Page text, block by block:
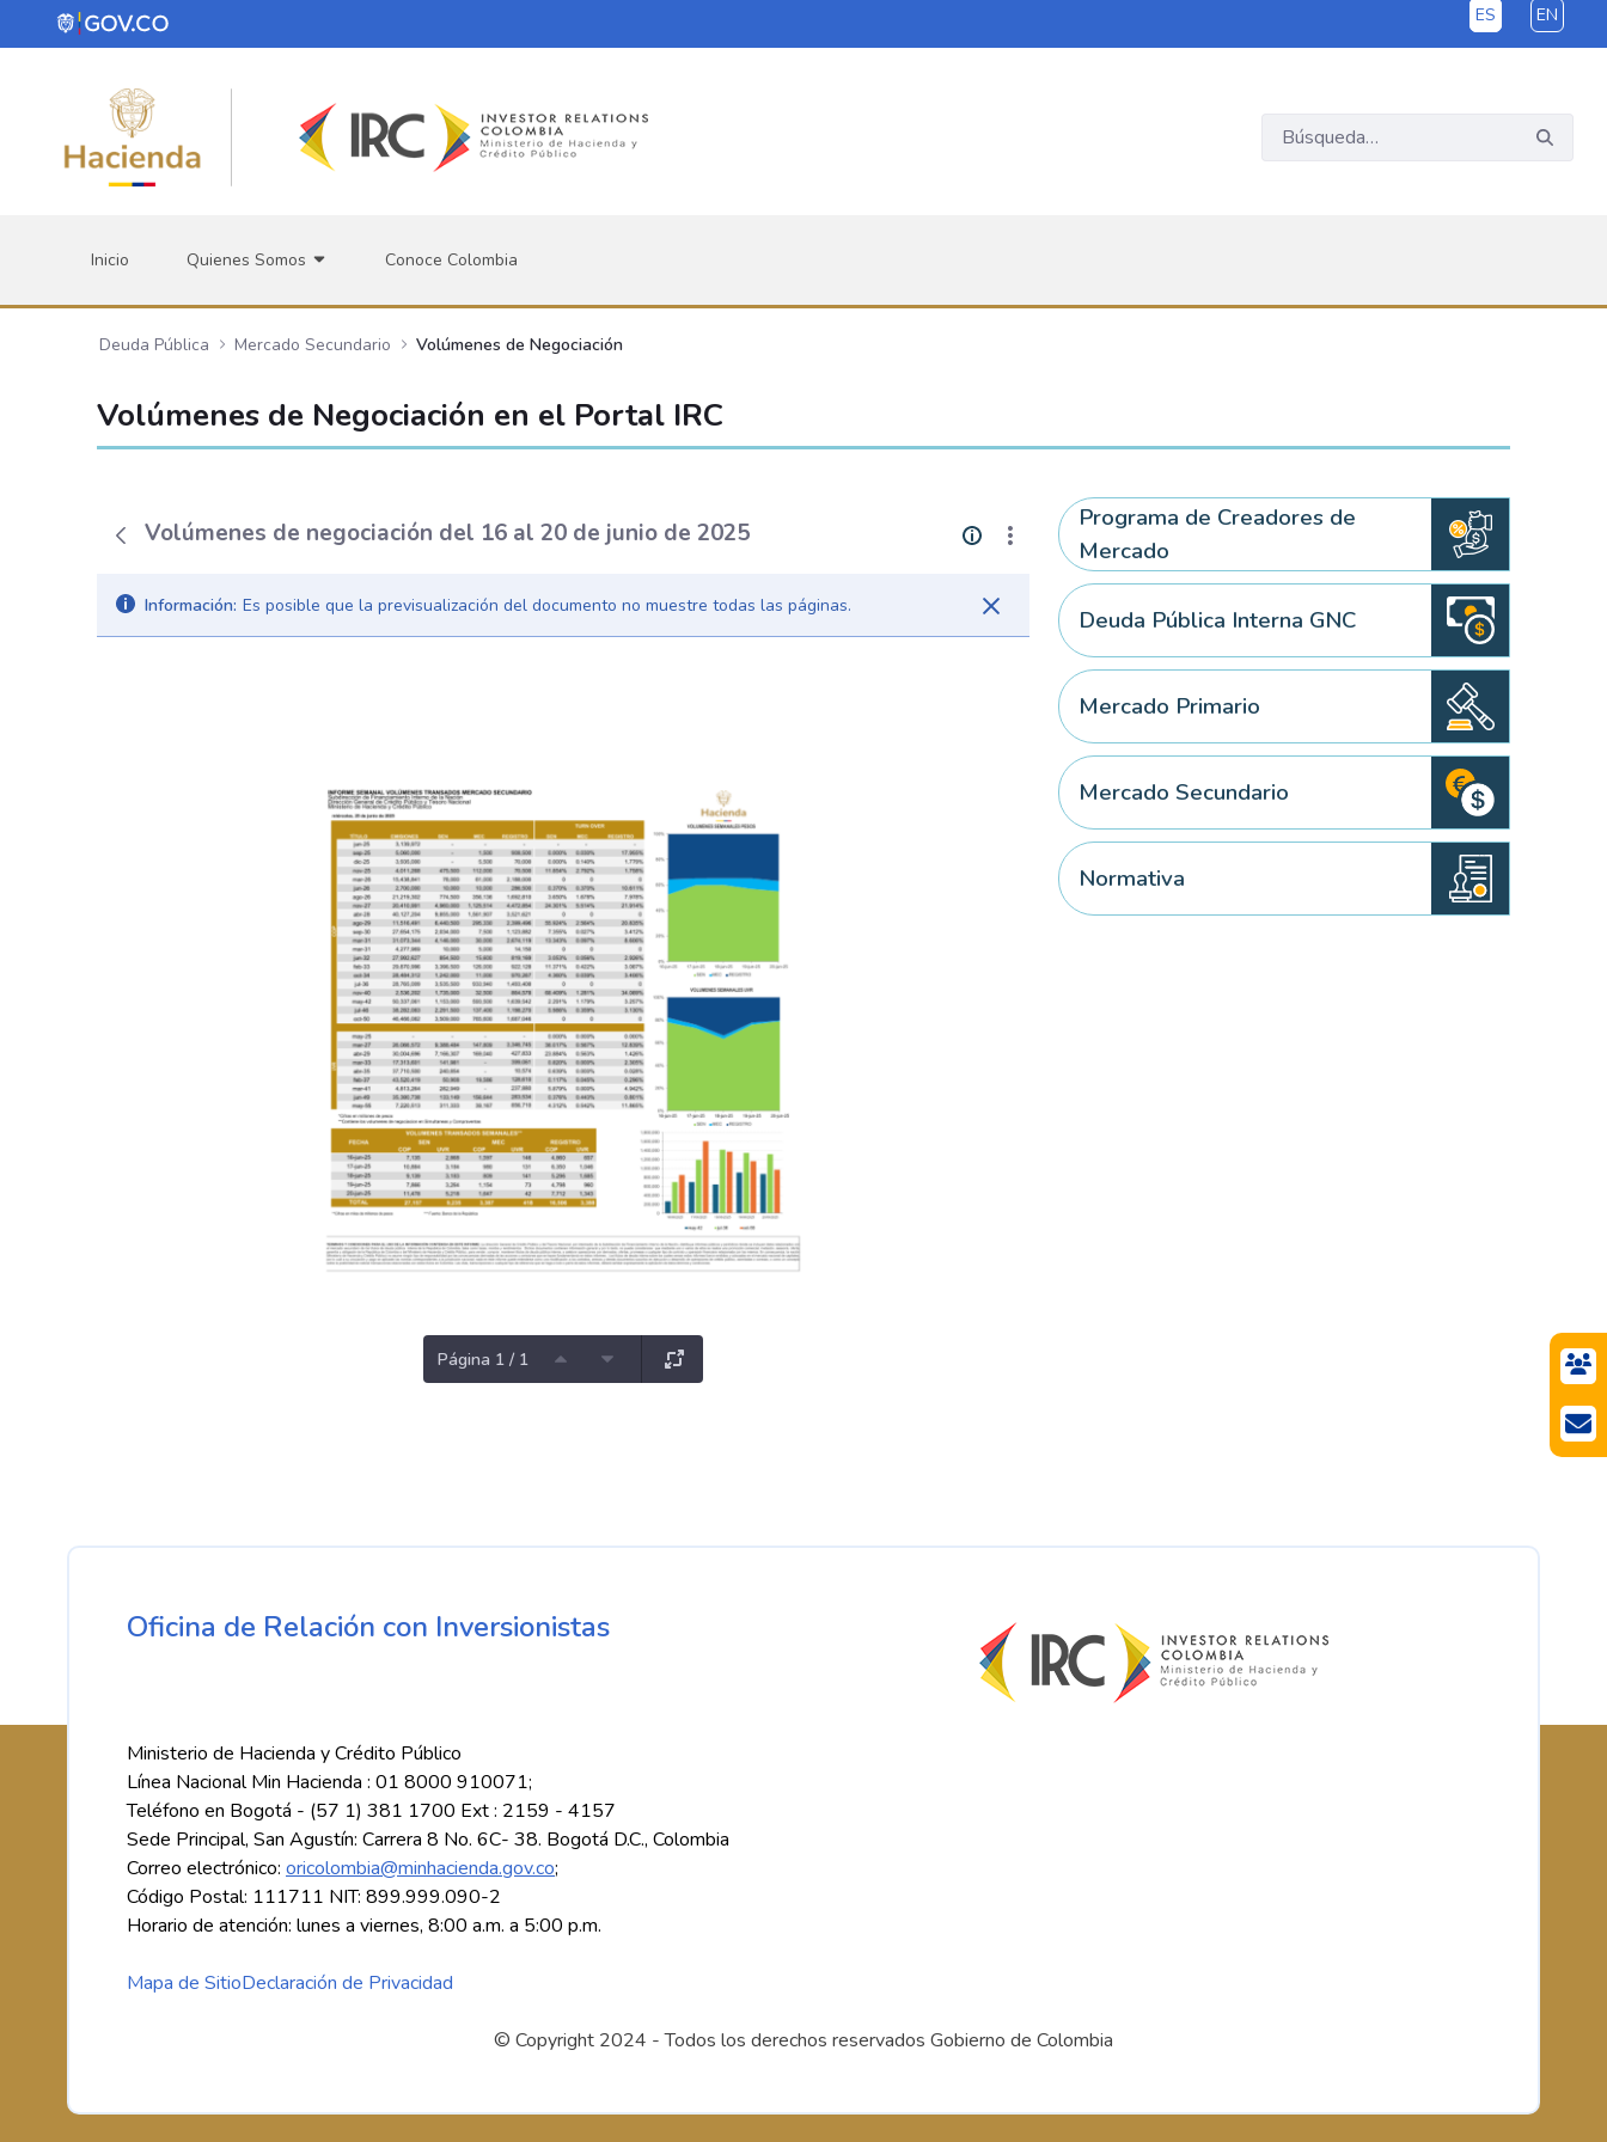
Saltar al contenido principal ES EN
Inicio Quienes Somos Conoce Colombia
Deuda Pública Mercado Secundario Volúmenes de Negociación
Volúmenes de Negociación en el Portal IRC
Volúmenes de negociación del 16 al 20 de junio de 2025
Información: Es posible que la previsualización del documento no muestre todas las páginas.
Página 1 / 1
Programa de Creadores de
Mercado
Deuda Pública Interna GNC
Mercado Primario
Mercado Secundario
Normativa
Oficina de Relación con Inversionistas
Ministerio de Hacienda y Crédito Público
Línea Nacional Min Hacienda : 01 8000 910071;
Teléfono en Bogotá - (57 1) 381 1700 Ext : 2159 - 4157
Sede Principal, San Agustín: Carrera 8 No. 6C- 38. Bogotá D.C., Colombia
Correo electrónico: oricolombia@minhacienda.gov.co;
Código Postal: 111711 NIT: 899.999.090-2
Horario de atención: lunes a viernes, 8:00 a.m. a 5:00 p.m.
Mapa de SitioDeclaración de Privacidad
© Copyright 2024 - Todos los derechos reservados Gobierno de Colombia